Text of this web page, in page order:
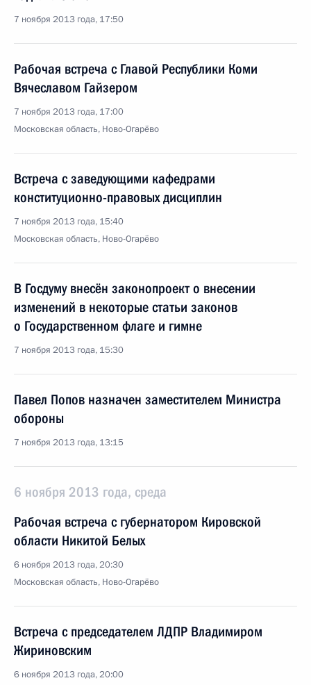
7 ноября 2013 года, 17:50
Рабочая встреча с Главой Республики Коми
Вячеславом Гайзером
7 ноября 2013 года, 17:00
Московская область, Ново-Огарёво
Встреча с заведующими кафедрами
конституционно-правовых дисциплин
7 ноября 2013 года, 15:40
Московская область, Ново-Огарёво
В Госдуму внесён законопроект о внесении
изменений в некоторые статьи законов
о Государственном флаге и гимне
7 ноября 2013 года, 15:30
Павел Попов назначен заместителем Министра
обороны
7 ноября 2013 года, 13:15
6 ноября 2013 года, среда
Рабочая встреча с губернатором Кировской
области Никитой Белых
6 ноября 2013 года, 20:30
Московская область, Ново-Огарёво
Встреча с председателем ЛДПР Владимиром
Жириновским
6 ноября 2013 года, 20:00